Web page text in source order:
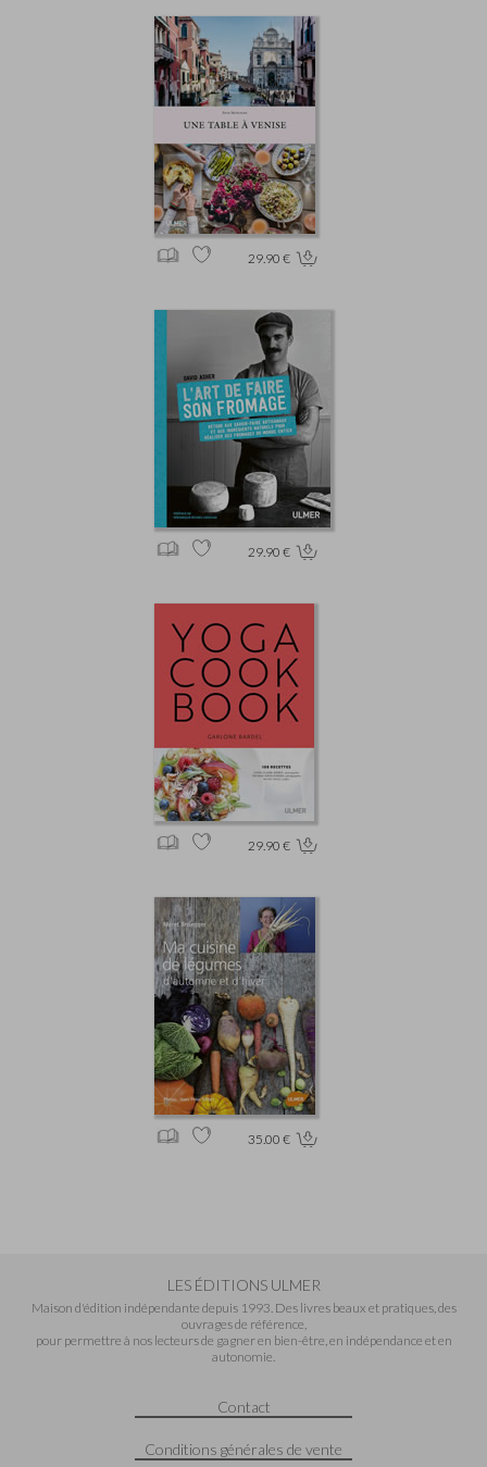
29.90 €
29.90 €
29.90 €
35.00 €
LES ÉDITIONS ULMER
Maison d'édition indépendante depuis 1993. Des livres beaux et pratiques, des
ouvrages de référence,
pour permettre à nos lecteurs de gagner en bien-être, en indépendance et en
autonomie.
Contact
Conditions générales de vente